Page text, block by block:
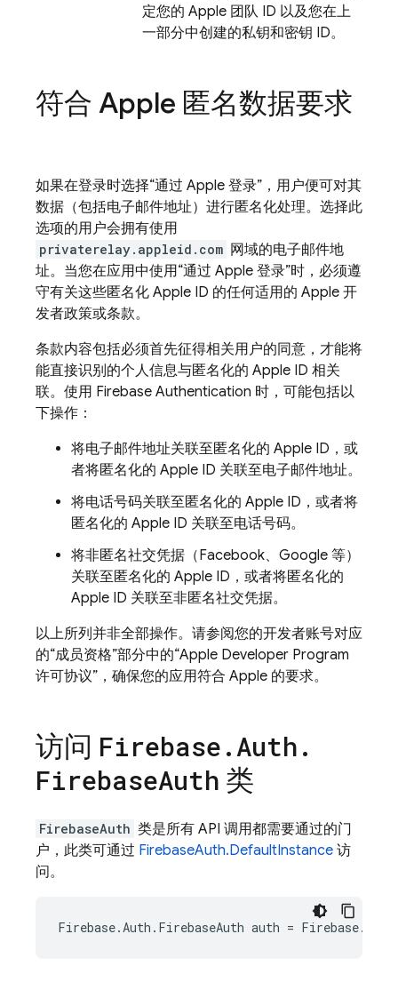
定您的 Apple 团队 ID 以及您在上
一部分中创建的私钥和密钥 ID。
符合 Apple 匿名数据要求
如果在登录时选择“通过 Apple 登录”，用户便可对其
数据（包括电子邮件地址）进行匿名化处理。选择此
选项的用户会拥有使用
privaterelay.appleid.com 网域的电子邮件地
址。当您在应用中使用“通过 Apple 登录”时，必须遵
守有关这些匿名化 Apple ID 的任何适用的 Apple 开
发者政策或条款。
条款内容包括必须首先征得相关用户的同意，才能将
能直接识别的个人信息与匿名化的 Apple ID 相关
联。使用 Firebase Authentication 时，可能包括以
下操作：
将电子邮件地址关联至匿名化的 Apple ID，或
者将匿名化的 Apple ID 关联至电子邮件地址。
将电话号码关联至匿名化的 Apple ID，或者将
匿名化的 Apple ID 关联至电话号码。
将非匿名社交凭据（Facebook、Google 等）
关联至匿名化的 Apple ID，或者将匿名化的
Apple ID 关联至非匿名社交凭据。
以上所列并非全部操作。请参阅您的开发者账号对应
的“成员资格”部分中的“Apple Developer Program
许可协议”，确保您的应用符合 Apple 的要求。
访问 Firebase.Auth.
FirebaseAuth 类
FirebaseAuth 类是所有 API 调用都需要通过的门
户，此类可通过 FirebaseAuth.DefaultInstance 访
问。
Firebase.Auth . FirebaseAuth auth = Firebase.